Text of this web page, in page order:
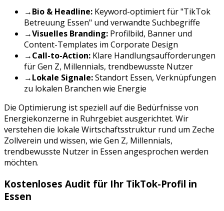
→Bio & Headline: Keyword-optimiert für "TikTok
Betreuung Essen" und verwandte Suchbegriffe
→Visuelles Branding: Profilbild, Banner und
Content-Templates im Corporate Design
→Call-to-Action: Klare Handlungsaufforderungen
fürGen Z, Millennials, trendbewusste Nutzer
→Lokale Signale:Standort Essen, Verknüpfungen
zu lokalen Branchen wie Energie
Die Optimierung ist speziell auf die Bedürfnisse von
Energiekonzerne in Ruhrgebietausgerichtet. Wir
verstehen die lokale Wirtschaftsstruktur rund um Zeche
Zollverein und wissen, wie Gen Z, Millennials,
trendbewusste Nutzer in Essen angesprochen werden
möchten.
Kostenloses Audit für Ihr TikTok-Profil in
Essen